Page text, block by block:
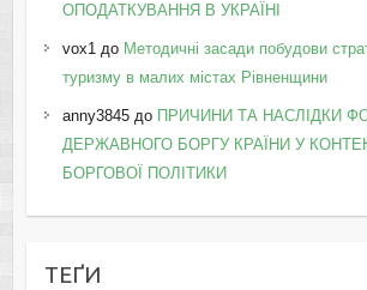
ОПОДАТКУВАННЯ В УКРАЇНІ
vox1до Методичні засади побудови
туризму в малих містах Рівненщини
anny3845до ПРИЧИНИ ТА НАСЛІДКИ
ДЕРЖАВНОГО БОРГУ КРАЇНИ У
БОРГОВОЇ ПОЛІТИКИ
ТЕҐИ